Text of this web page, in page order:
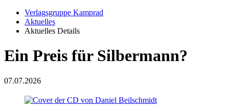
Verlagsgruppe Kamprad
Aktuelles
Aktuelles Details
Ein Preis für Silbermann?
07.07.2026